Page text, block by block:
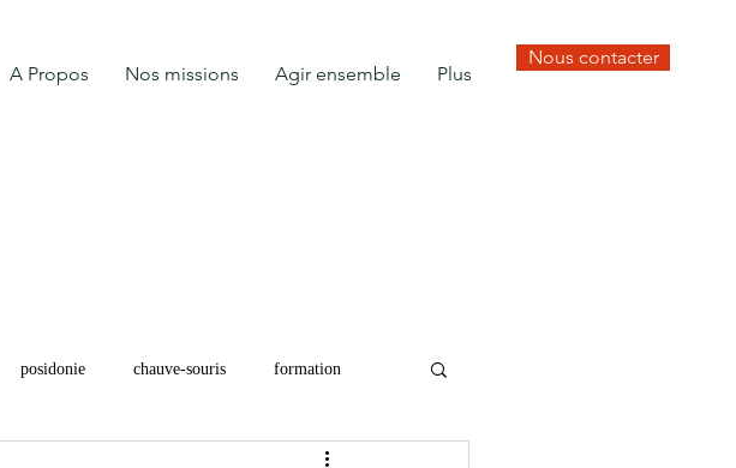
A Propos Nos missions Agir ensemble Plus
Nous contacter
posidonie chauve-souris formation